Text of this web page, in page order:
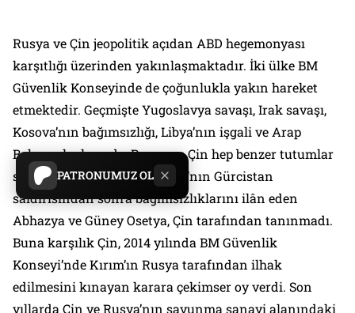
PATRONUMUZ OL
Rusya ve Çin jeopolitik açıdan ABD hegemonyası
karşıtlığı üzerinden yakınlaşmaktadır. İki ülke BM
Güvenlik Konseyinde de çoğunlukla yakın hareket
etmektedir. Geçmişte Yugoslavya savaşı, Irak savaşı,
Kosova’nın bağımsızlığı, Libya’nın işgali ve Arap
Baharı olaylarında, Rusya ve Çin hep benzer tutumlar
sergiledi. 2008 yılında, Rusya’nın Gürcistan
saldırısından sonra bağımsızlıklarını ilân eden
Abhazya ve Güney Osetya, Çin tarafından tanınmadı.
Buna karşılık Çin, 2014 yılında BM Güvenlik
Konseyi’nde Kırım’ın Rusya tarafından ilhak
edilmesini kınayan karara çekimser oy verdi. Son
yıllarda Çin ve Rusya’nın savunma sanayi alanındaki